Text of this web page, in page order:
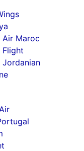
Air Maroc
Flight
Jordanian